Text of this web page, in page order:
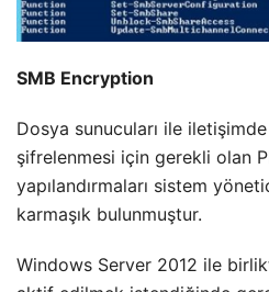
SMB Encryption
Dosya sunucuları ile
şifrelenmesi için gerekli olan
yapılandırmaları sistem
karmaşık bulunmuştur.
Windows Server 2012 ile